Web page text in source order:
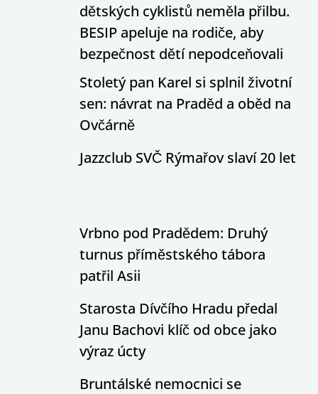
dětských cyklistů neměla přilbu.
BESIP apeluje na rodiče, aby
bezpečnost dětí nepodceňovali
Stoletý pan Karel si splnil životní
sen: návrat na Praděd a oběd na
Ovčárně
Jazzclub SVČ Rýmařov slaví 20 let
Vrbno pod Pradědem: Druhý
turnus příměstského tábora
patřil Asii
Starosta Dívčího Hradu předal
Janu Bachovi klíč od obce jako
výraz úcty
Bruntálské nemocnici se